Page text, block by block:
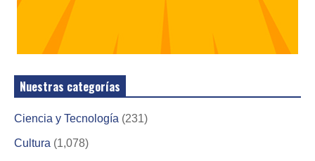
Nuestras categorías
Ciencia y Tecnología (231)
Cultura (1,078)